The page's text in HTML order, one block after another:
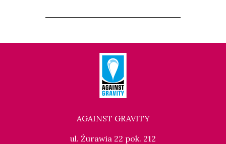
AGAINST GRAVITY
ul. Żurawia 22 pok. 212